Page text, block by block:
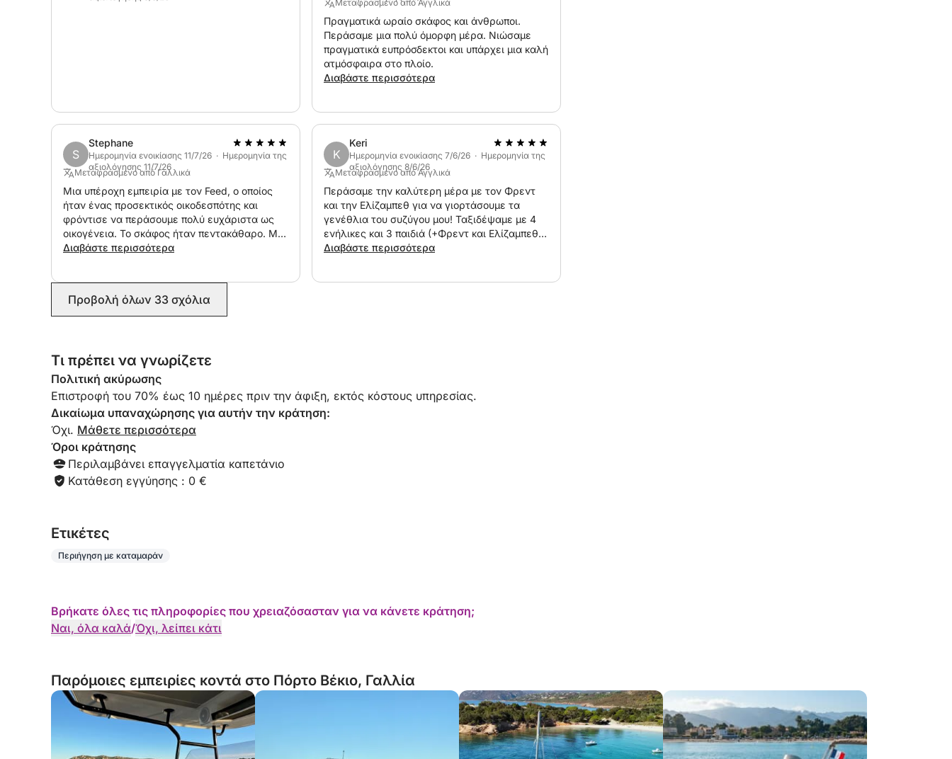
Για λόγους ασφαλείας, έχουμε μέγιστο 8 άτομα στο πλοίο και δεν επιτρέπονται παιδιά κάτω
Για περισσότερες λεπτομέρειες, μη διστάσετε να επικοινωνήσετε μαζί μου μέσω μηνυμάτων
Click&Boat. Θα χαρώ να απαντήσω στις ερωτήσεις σας!
Τα λέμε σύντομα!
Μεταφρασμένο από Αγγλικά
Πραγματικά ωραίο σκάφος και άνθρωποι.
Περάσαμε μια πολύ όμορφη μέρα. Νιώσαμε
πραγματικά ευπρόσδεκτοι και υπάρχει μια καλή
ατμόσφαιρα στο πλοίο.
Διαβάστε περισσότερα
S
Stephane
Ημερομηνία ενοικίασης 11/7/26 · Ημερομηνία της
αξιολόγησης 11/7/26
Μεταφρασμένο από Γαλλικά
Μια υπέροχη εμπειρία με τον Feed, ο οποίος
ήταν ένας προσεκτικός οικοδεσπότης και
φρόντισε να περάσουμε πολύ ευχάριστα ως
οικογένεια. Το σκάφος ήταν πεντακάθαρο. Μια
ελαφρώς μεγαλύτερη ποικιλία ποτών θα ήταν
Διαβάστε περισσότερα
K
Keri
Ημερομηνία ενοικίασης 7/6/26 · Ημερομηνία της
αξιολόγησης 8/6/26
Μεταφρασμένο από Αγγλικά
Περάσαμε την καλύτερη μέρα με τον Φρεντ
και την Ελίζαμπεθ για να γιορτάσουμε τα
γενέθλια του συζύγου μου! Ταξιδέψαμε με 4
ενήλικες και 3 παιδιά (+Φρεντ και Ελίζαμπεθ)
και ήταν ευρύχωρο και άνετο όλο το διάστημα.
Διαβάστε περισσότερα
Προβολή όλων 33 σχόλια
Τι πρέπει να γνωρίζετε
Πολιτική ακύρωσης
Επιστροφή του 70% έως 10 ημέρες πριν την άφιξη, εκτός κόστους υπηρεσίας.
Δικαίωμα υπαναχώρησης για αυτήν την κράτηση:
Όχι. Μάθετε περισσότερα
Όροι κράτησης
Περιλαμβάνει επαγγελματία καπετάνιο
Κατάθεση εγγύησης : 0 €
Eτικέτες
Περιήγηση με καταμαράν
Βρήκατε όλες τις πληροφορίες που χρειαζόσασταν για να κάνετε κράτηση;
Ναι, όλα καλά/Όχι, λείπει κάτι
Παρόμοιες εμπειρίες κοντά στο Πόρτο Βέκιο, Γαλλία